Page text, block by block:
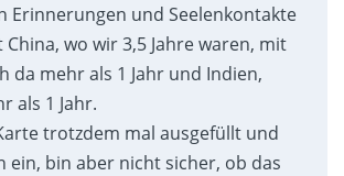
Erinnerungen und Seelenkontakte
wo wir 3,5 Jahre waren, mit
da mehr als 1 Jahr und Indien,
als 1 Jahr.
trotzdem mal ausgefüllt und
ein, bin aber nicht sicher, ob das